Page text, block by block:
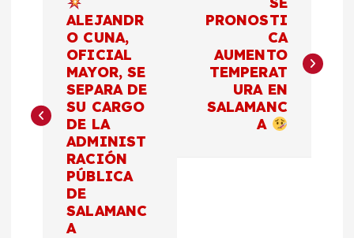
e
ALEJANDR
O CUNA,
OFICIAL
MAYOR, SE
SEPARA DE
SU CARGO
DE LA
ADMINIST
RACIÓN
PÚBLICA
DE
SALAMANC
A
PRONOSTI
CA
AUMENTO
TEMPERAT
URA EN
SALAMANC
A